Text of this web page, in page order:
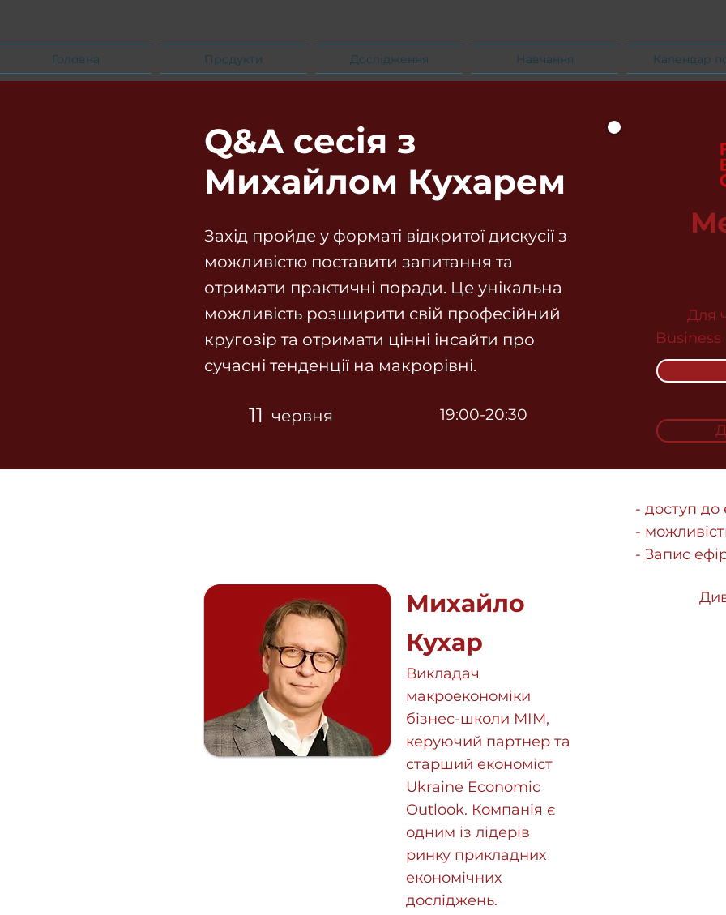
Головна Продукти Дослідження Навчання Календар
Q&A сесія з
Михайлом Кухарем
Захід пройде у форматі відкритої дискусії з
можливістю поставити запитання та
отримати практичні поради. Це унікальна
можливість розширити свій професійний
кругозір та отримати цінні інсайти про
сучасні тенденції на макрорівні.
11 червня 19:00-20:30
Для
- доступ до
-
- Запис
Михайло
Кухар
Викладач
макроекономіки
бізнес-школи МІМ,
керуючий партнер та
старший економіст
Ukraine Economic
Outlook. Компанія є
одним із лідерів
ринку прикладних
економічних
досліджень.